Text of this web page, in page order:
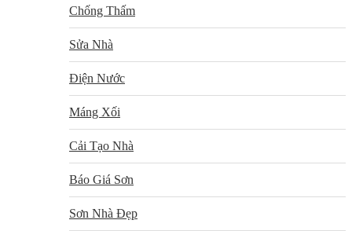
Chống Thấm
Sửa Nhà
Điện Nước
Máng Xối
Cải Tạo Nhà
Báo Giá Sơn
Sơn Nhà Đẹp